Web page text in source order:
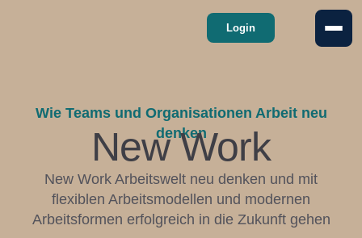
Login
Wie Teams und Organisationen Arbeit neu
denken
New Work
New Work Arbeitswelt neu denken und mit
flexiblen Arbeitsmodellen und modernen
Arbeitsformen erfolgreich in die Zukunft gehen